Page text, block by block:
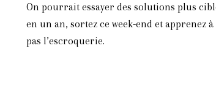
On pourrait essayer des solutions plus
en un an, sortez ce week-end et apprenez
pas l’escroquerie.